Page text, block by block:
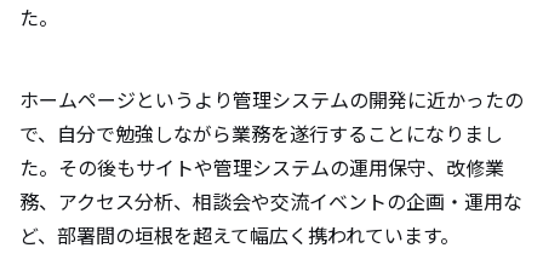
た。
ホームページというより管理システムの開発に近かったの
で、自分で勉強しながら業務を遂行することになりまし
た。その後もサイトや管理システムの運用保守、改修業
務、アクセス分析、相談会や交流イベントの企画・運用な
ど、部署間の垣根を超えて幅広く携われています。